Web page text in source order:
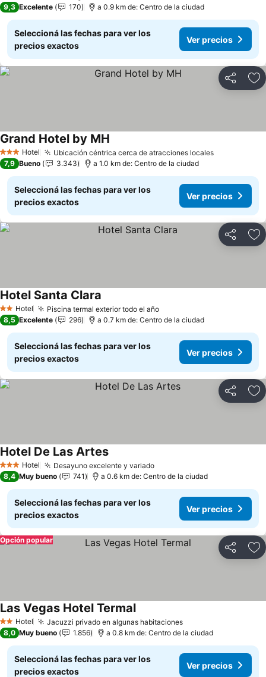
9,3 Excelente 170 a 0.9 km de: Centro de la ciudad
Seleccioná las fechas para ver los
precios exactos
Ver precios
Compartir
3 Estrellas
Hotel Ubicación céntrica cerca de atracciones localesVer precios
Grand Hotel by MH
7,9 Bueno 3.343 a 1.0 km de: Centro de la ciudad
Seleccioná las fechas para ver los
precios exactos
Ver precios
Compartir
2 Estrellas
Hotel Piscina termal exterior todo el añoVer precios
Hotel Santa Clara
8,5 Excelente 296 a 0.7 km de: Centro de la ciudad
Seleccioná las fechas para ver los
precios exactos
Ver precios
Compartir
3 Estrellas
Hotel Desayuno excelente y variadoVer precios
Hotel De Las ArtesVer precios
8,4 Muy bueno 741 a 0.6 km de: Centro de la ciudad
Seleccioná las fechas para ver los
precios exactos
Ver precios
Compartir
Opción popular
2 Estrellas
Hotel Jacuzzi privado en algunas habitacionesVer precios
Las Vegas Hotel TermalVer precios
8,0 Muy bueno 1.856 a 0.8 km de: Centro de la ciudad
Seleccioná las fechas para ver los
precios exactos
Ver precios